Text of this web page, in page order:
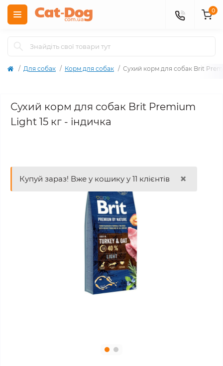
0
Для собак Корм для собак Сухий корм для собак Brit
Сухий корм для собак Brit Premium
Light 15 кг - індичка
Купуй зараз! Вже у кошику у 11 клієнтів ×